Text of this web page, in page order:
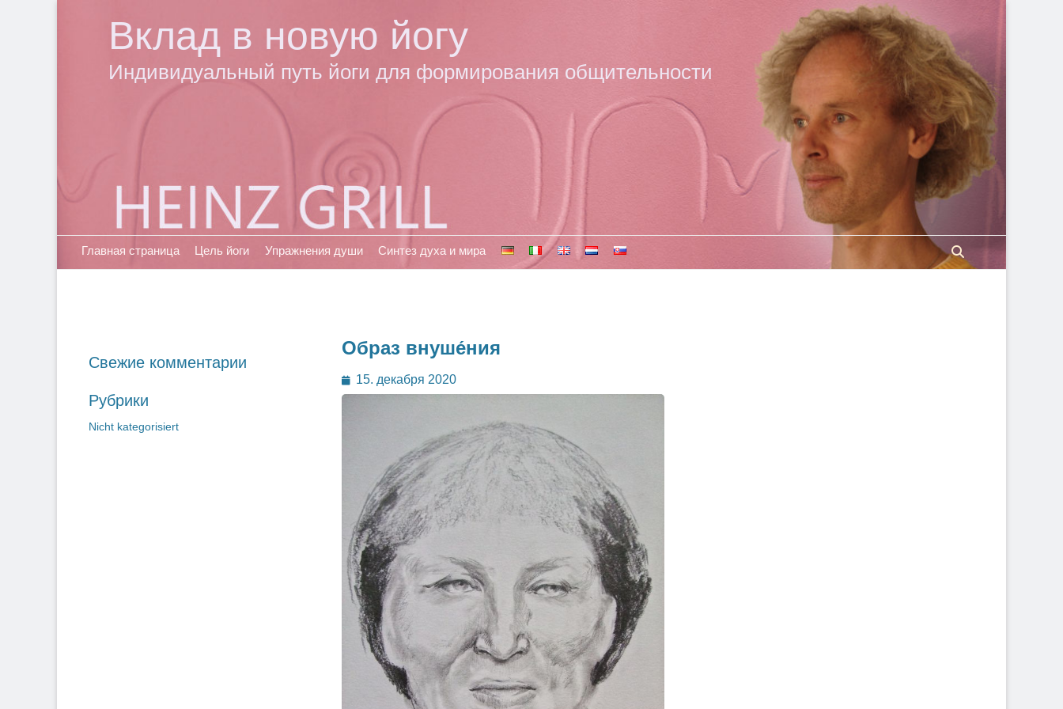
Вклад в новую йогу
Индивидуальный путь йоги для формирования общительности
Основное меню
Перейти
Главная страница Цель йоги Упражнения души Синтез духа и мира
Образ внуше́ния
Опубликовано
15. декабря 2020
Свежие комментарии
Рубрики
Nicht kategorisiert